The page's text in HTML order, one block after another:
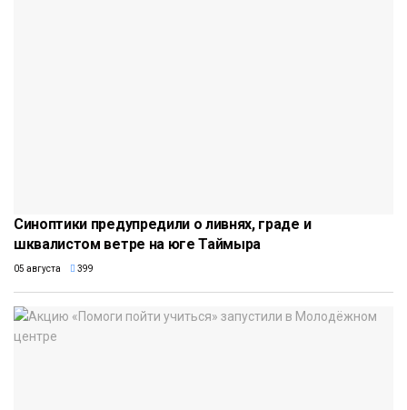
Синоптики предупредили о ливнях, граде и
шквалистом ветре на юге Таймыра
05 августа 399